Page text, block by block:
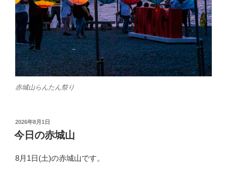
赤城山らんたん祭り
投
稿
日:
2026年8月1日
今日の赤城山
8月1日(土)の赤城山です。